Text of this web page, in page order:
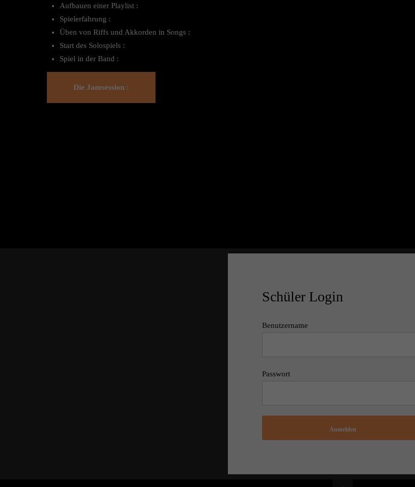
Aufbauen einer Playlist :
Spielerfahrung :
Üben von Riffs und Akkorden in Songs :
Start des Solospiels :
Spiel in der Band :
Die Jamsession :
Schüler Login
Benutzername
Passwort
Anmelden